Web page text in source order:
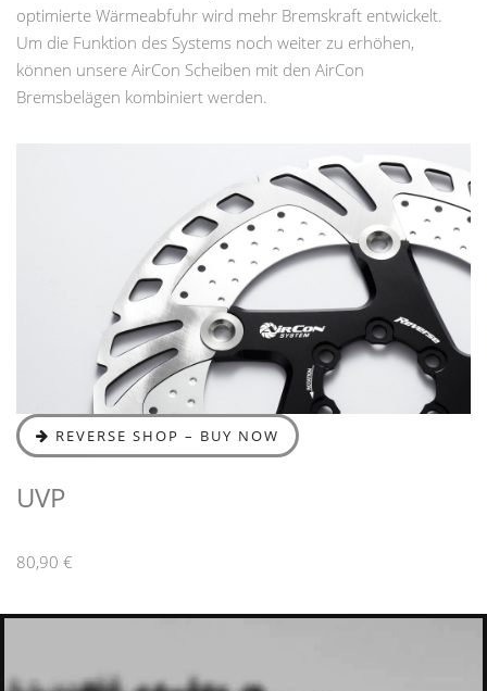
optimierte Wärmeabfuhr wird mehr Bremskraft entwickelt.
Um die Funktion des Systems noch weiter zu erhöhen,
können unsere AirCon Scheiben mit den AirCon
Bremsbelägen kombiniert werden.
REVERSE SHOP – BUY NOW
UVP
80,90 €